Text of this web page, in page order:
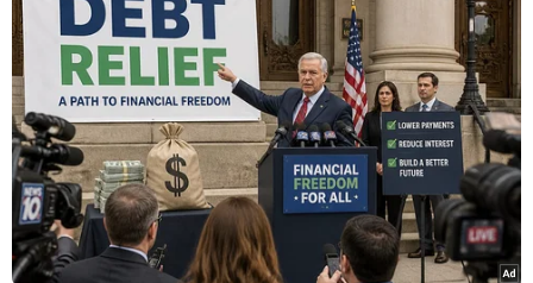
11/08/2019 03:54
Theo dõi VietnamPlus
Những nhân chứng có mặt tại hiện trường cho
hay, vào khoảng thời gian trên, họ bất ngờ phát